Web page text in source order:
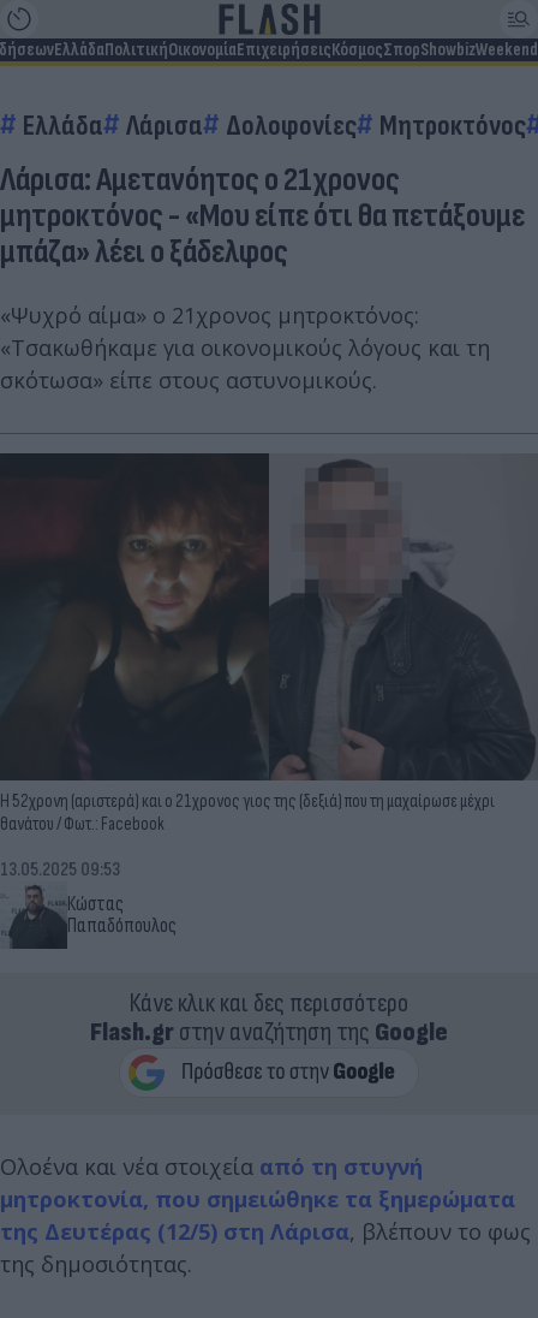
ΕλλάδαΠολιτικήΟικονομίαΕπιχειρήσειςΚόσμοςΣπορShowbizWeekend
Ελλάδα Λάρισα Δολοφονίες Μητροκτόνος
Λάρισα: Αμετανόητος ο 21χρονος
μητροκτόνος - «Μου είπε ότι θα πετάξουμε
μπάζα» λέει ο ξάδελφος
«Ψυχρό αίμα» ο 21χρονος μητροκτόνος:
«Τσακωθήκαμε για οικονομικούς λόγους και τη
σκότωσα» είπε στους αστυνομικούς.
Η 52χρονη (αριστερά) και ο 21χρονος γιος της (δεξιά) που τη μαχαίρωσε μέχρι
θανάτου / Φωτ.: Facebook
Κώστας
Παπαδόπουλος
13.05.2025 09:53
Κάνε κλικ και δες περισσότερο
Flash.grστην αναζήτηση της Google
Ολοένα και νέα στοιχεία από τη στυγνή
μητροκτονία, που σημειώθηκε τα ξημερώματα
της Δευτέρας (12/5) στη Λάρισα, βλέπουν το φως
της δημοσιότητας.